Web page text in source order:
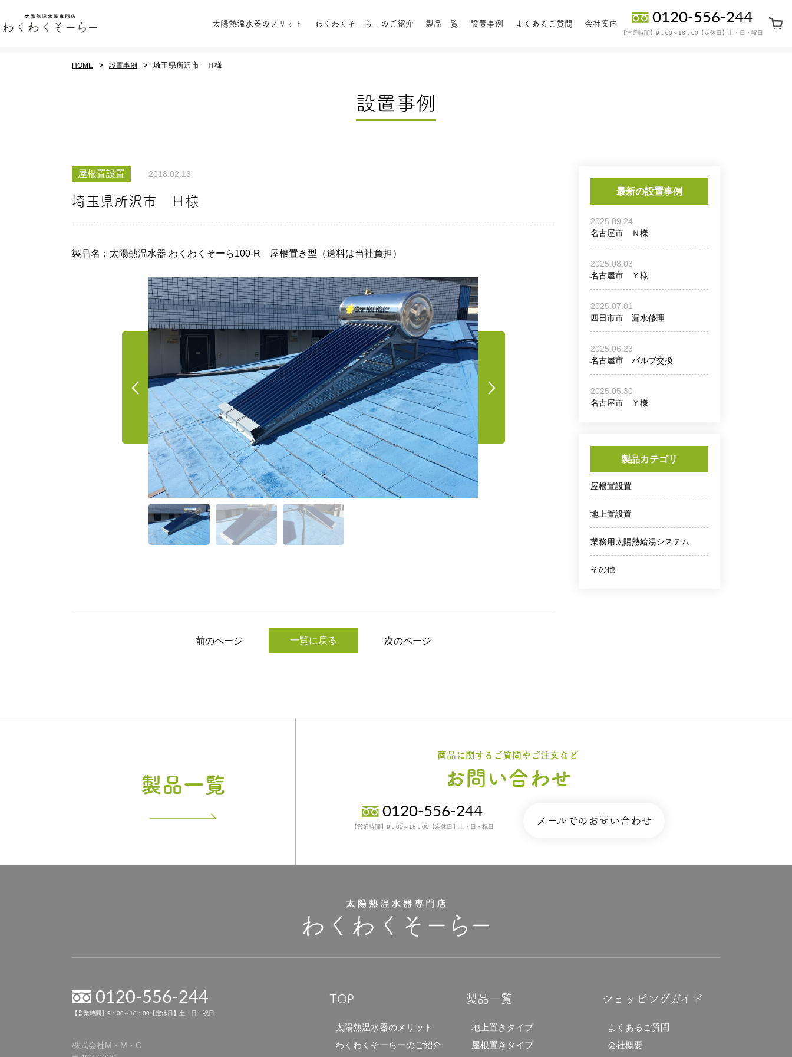
太陽熱温水器のメリット わくわくそーらーのご紹介
ご紹介
アフターサービス
製品一覧 設置事例 よくあるご質問 会社案内 0120-556-244
【営業時間】9：00～18：00【定休日】土・日・祝日
HOME 設置事例 埼玉県所沢市 Ｈ様
設置事例
屋根置設置 2018.02.13
埼玉県所沢市 Ｈ様
製品名：太陽熱温水器 わくわくそーら100-R 屋根置き型（送料は当社負担）
前のページ 一覧に戻る 次のページ
最新の設置事例
2025.09.24
名古屋市 Ｎ様
2025.08.03
名古屋市 Ｙ様
2025.07.01
四日市市 漏水修理
2025.06.23
名古屋市 バルブ交換
2025.05.30
名古屋市 Ｙ様
製品カテゴリ
屋根置設置
地上置設置
業務用太陽熱給湯システム
その他
製品一覧
商品に関するご質問やご注文など
お問い合わせ
0120-556-244
【営業時間】9：00～18：00【定休日】土・日・祝日
メールでのお問い合わせ
0120-556-244
【営業時間】9：00～18：00【定休日】土・日・祝日
株式会社M・M・C
TOP
太陽熱温水器のメリット
わくわくそーらーのご紹介
製品一覧
地上置きタイプ
屋根置きタイプ
ショッピングガイド
よくあるご質問
会社概要